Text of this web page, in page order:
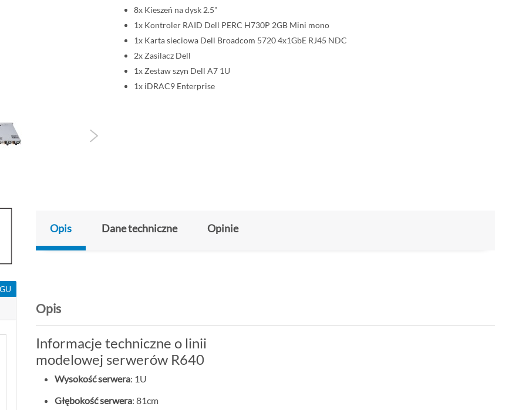
8x Kieszeń na dysk 2.5"
1x Kontroler RAID Dell PERC H730P 2GB Mini mono
1x Karta sieciowa Dell Broadcom 5720 4x1GbE RJ45 NDC
2x Zasilacz Dell
1x Zestaw szyn Dell A7 1U
1x iDRAC9 Enterprise
Opis Dane techniczne Opinie
Opis
Informacje techniczne o linii
modelowej serwerów R640
Wysokość serwera: 1U
Głębokość serwera: 81cm